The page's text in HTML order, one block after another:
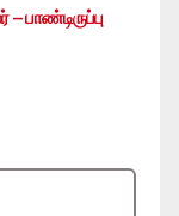
பாண்டிருப்பு